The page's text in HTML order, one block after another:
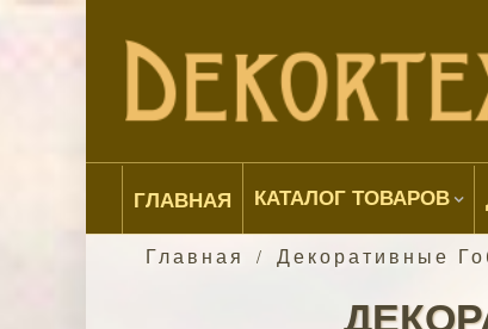
ГЛАВНАЯ КАТАЛОГ ТОВАРОВ
Главная / Декоративные